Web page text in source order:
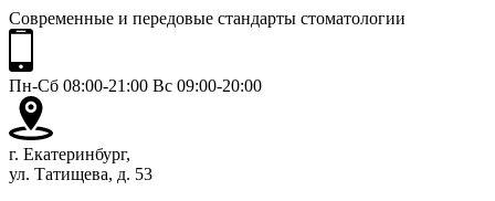
Современные и передовые стандарты стоматологии
Пн-Сб 08:00-21:00 Вс 09:00-20:00
г. Екатеринбург,
ул. Татищева, д. 53